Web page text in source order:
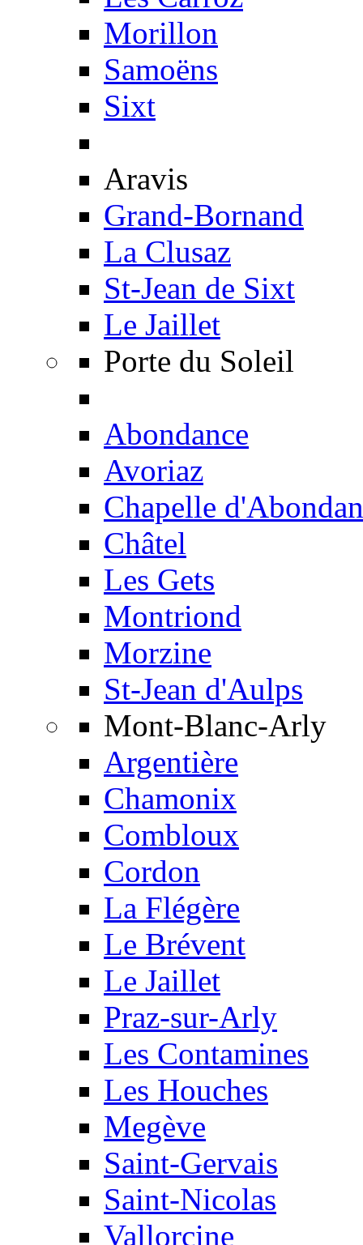
Morillon
Samoëns
Sixt
Aravis
Grand-Bornand
La Clusaz
St-Jean de Sixt
Le Jaillet
Porte du Soleil
Abondance
Avoriaz
Chapelle
Châtel
Les Gets
Montriond
Morzine
St-Jean d'Aulps
Mont-Blanc-Arly
Argentière
Chamonix
Combloux
Cordon
La Flégère
Le Brévent
Le Jaillet
Praz-sur-Arly
Les Contamines
Les Houches
Megève
Saint-Gervais
Saint-Nicolas
Vallorcine